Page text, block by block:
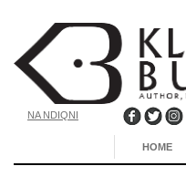
NA NDIQNI
HOME